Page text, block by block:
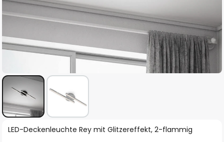
Zum
LED-Deckenleuchte Rey mit Glitzereffekt, 2-flammig